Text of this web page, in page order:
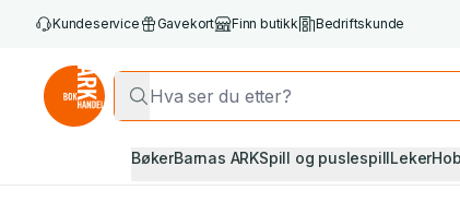
Kundeservice Gavekort Finn butikk Bedriftskunde
BøkerBarnas ARKSpill og puslespillLeker